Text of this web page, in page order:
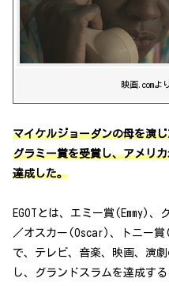
映画.comよ
マイケルジョーダンの母を演
グラミー賞を受賞し、アメリ
達成した。
EGOTとは、エミー賞(Emmy)
／オスカー(Oscar)、トニー
で、テレビ、音楽、映画、演
し、グランドスラムを達成する